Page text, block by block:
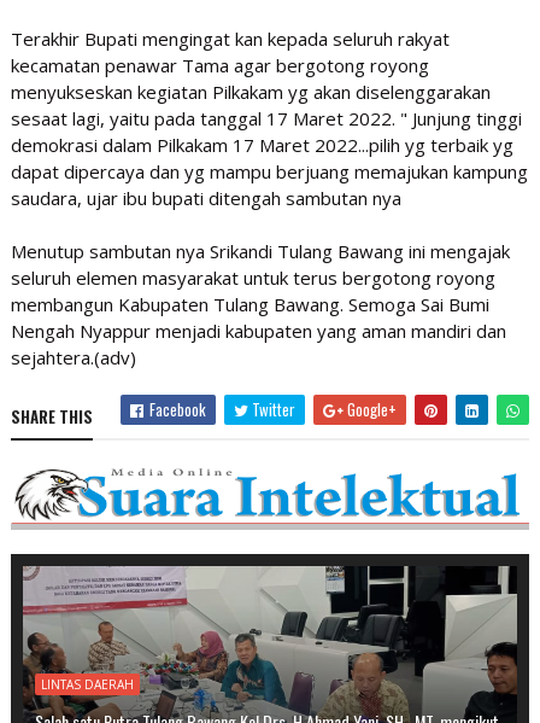
Terakhir Bupati mengingat kan kepada seluruh rakyat
kecamatan penawar Tama agar bergotong royong
menyukseskan kegiatan Pilkakam yg akan diselenggarakan
sesaat lagi, yaitu pada tanggal 17 Maret 2022. " Junjung tinggi
demokrasi dalam Pilkakam 17 Maret 2022...pilih yg terbaik yg
dapat dipercaya dan yg mampu berjuang memajukan kampung
saudara, ujar ibu bupati ditengah sambutan nya
Menutup sambutan nya Srikandi Tulang Bawang ini mengajak
seluruh elemen masyarakat untuk terus bergotong royong
membangun Kabupaten Tulang Bawang. Semoga Sai Bumi
Nengah Nyappur menjadi kabupaten yang aman mandiri dan
sejahtera.(adv)
SHARE THIS Facebook Twitter Google+
LINTAS DAERAH